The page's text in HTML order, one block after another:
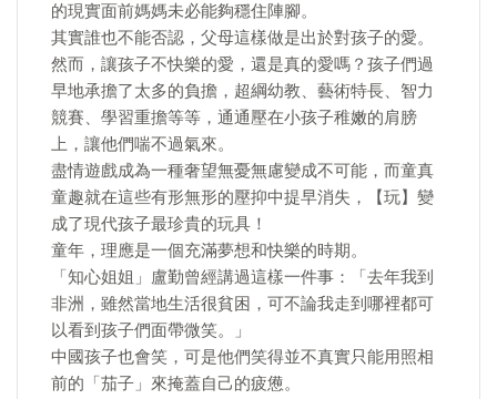
的現實面前媽媽未必能夠穩住陣腳。
其實誰也不能否認，父母這樣做是出於對孩子的愛。
然而，讓孩子不快樂的愛，還是真的愛嗎？孩子們過
早地承擔了太多的負擔，超綱幼教、藝術特長、智力
競賽、學習重擔等等，通通壓在小孩子稚嫩的肩膀
上，讓他們喘不過氣來。
盡情遊戲成為一種奢望無憂無慮變成不可能，而童真
童趣就在這些有形無形的壓抑中提早消失，【玩】變
成了現代孩子最珍貴的玩具！
童年，理應是一個充滿夢想和快樂的時期。
「知心姐姐」盧勤曾經講過這樣一件事：「去年我到
非洲，雖然當地生活很貧困，可不論我走到哪裡都可
以看到孩子們面帶微笑。」
中國孩子也會笑，可是他們笑得並不真實只能用照相
前的「茄子」來掩蓋自己的疲憊。